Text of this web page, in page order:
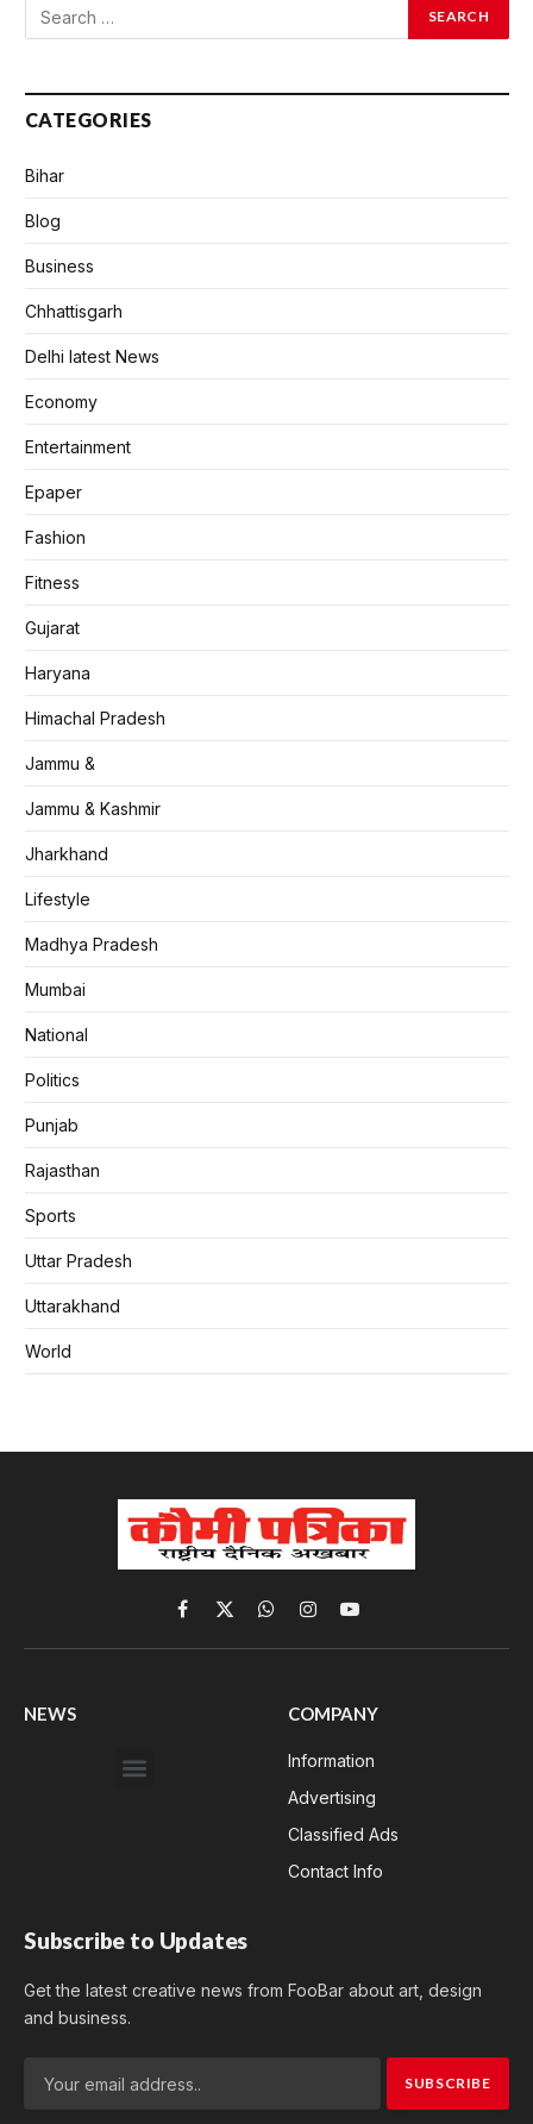
CATEGORIES
Bihar
Blog
Business
Chhattisgarh
Delhi latest News
Economy
Entertainment
Epaper
Fashion
Fitness
Gujarat
Haryana
Himachal Pradesh
Jammu &
Jammu & Kashmir
Jharkhand
Lifestyle
Madhya Pradesh
Mumbai
National
Politics
Punjab
Rajasthan
Sports
Uttar Pradesh
Uttarakhand
World
Facebook
X
(Twitter)
WhatsApp
InstagramYouTube
NEWS COMPANY
Information
Advertising
Classified Ads
Contact Info
Subscribe to Updates
Get the latest creative news from FooBar about art, design
and business.